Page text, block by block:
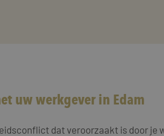
uw werkgever in Edam
dat veroorzaakt is door